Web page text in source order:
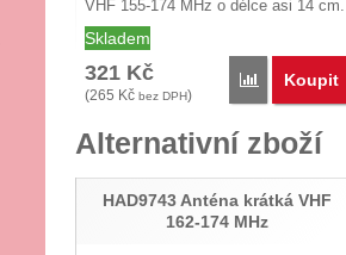
VHF 155-174 MHz o délce asi 14 cm.
…
Skladem
321 Kč
(265 Kč bez DPH)
Porovnat
Koupit
Alternativní zboží
HAD9743 Anténa krátká VHF
162-174 MHz